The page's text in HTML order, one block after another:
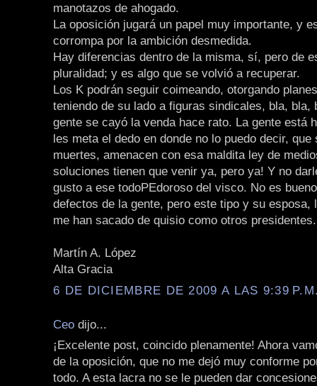
manotazos de ahogado.
La oposición jugará un papel muy importante, y
corrompa por la ambición desmedida.
Hay diferencias dentro de la misma, sí, pero de
pluralidad; y es algo que se volvió a recuperar.
Los K podrán seguir coimeando, otorgando
teniendo de su lado a figuras sindicales, bla, bla,
gente se cayó la venda hace rato. La gente está
les meta el dedo en donde no lo puedo decir,
muertes, amenacen con esa maldita ley de
soluciones tienen que venir ya, pero ya! Y no
gusto a ese todoPEdoroso del visco. No es
defectos de la gente, pero este tipo y su esposa,
me han sacado de quisio como otros presidentes.
Martín A. López
Alta Gracia
6 DE DICIEMBRE DE 2009 A LAS 9:39
Ceo dijo...
¡Excelente post, coincido plenamente! Ahora
de la oposición, que no me dejó muy conforme
todo. A esta lacra no se le pueden dar